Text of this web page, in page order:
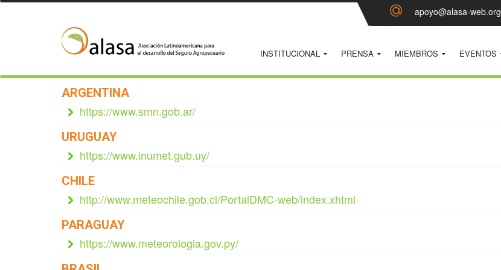
apoyo@alasa-web.org
INSTITUCIONAL PRENSA MIEMBROS EVENTOS
ARGENTINA
https://www.smn.gob.ar/
URUGUAY
https://www.inumet.gub.uy/
CHILE
http://www.meteochile.gob.cl/PortalDMC-web/index.xhtml
PARAGUAY
https://www.meteorologia.gov.py/